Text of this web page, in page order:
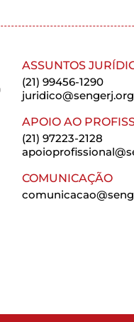
ASSUNTOS
(21) 99456-1290
APOIO AO
(21) 97223-2128
COMUNICAÇÃO